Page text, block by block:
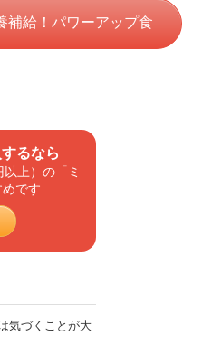
るなら
上）の「ミ
です
気づくことが大
補給！パワーアップ食